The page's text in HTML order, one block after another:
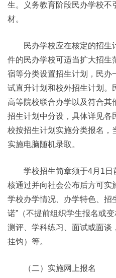
生。义务教育阶段民办学校不
材。
民办学校应在核定的招生
件的民办学校可适当扩大招生
宿等分类设置招生计划，民办
试直升计划和校外招生计划。
高等院校联合办学以及符合其
招生计划中分设，具体详见各
校按招生计划实施分类报名，
实施电脑随机录取。
学校招生简章须于4月1日
核通过并向社会公布后方可实
学校办学情况、办学特色、招
诺”（不提前组织学生报名或
测评、学科练习、面试或面谈
挂钩）等。
（二）实施网上报名